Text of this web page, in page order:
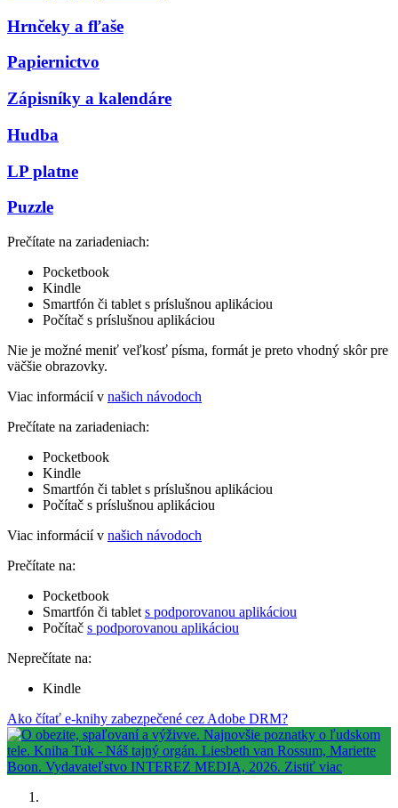
Hrnčeky a fľaše
Papiernictvo
Zápisníky a kalendáre
Hudba
LP platne
Puzzle
Prečítate na zariadeniach:
Pocketbook
Kindle
Smartfón či tablet s príslušnou aplikáciou
Počítač s príslušnou aplikáciou
Nie je možné meniť veľkosť písma, formát je preto vhodný skôr pre
väčšie obrazovky.
Viac informácií v našich návodoch
Prečítate na zariadeniach:
Pocketbook
Kindle
Smartfón či tablet s príslušnou aplikáciou
Počítač s príslušnou aplikáciou
Viac informácií v našich návodoch
Prečítate na:
Pocketbook
Smartfón či tablet s podporovanou aplikáciou
Počítač s podporovanou aplikáciou
Neprečítate na:
Kindle
Ako čítať e-knihy zabezpečené cez Adobe DRM?